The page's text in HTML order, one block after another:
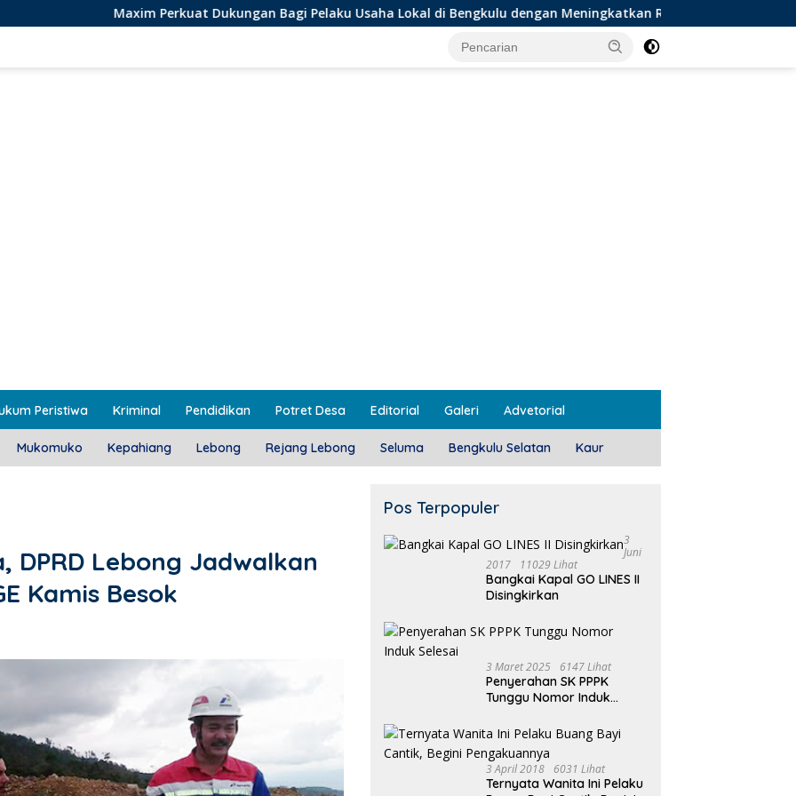
Maxim Perkuat Dukungan Bagi Pelaku Usaha Lokal di Bengkulu dengan Meningkatkan Ruang Publik dan Kebersihan Pasar
Peristiwa Kriminal Pendidikan Potret Desa Editorial Galeri Advetorial
Mukomuko Kepahiang Lebong Rejang Lebong Seluma Bengkulu Selatan Kaur
DPRD Lebong Jadwalkan
Kamis Besok
Pos Terpopuler
3
Juni
2017
11029 Lihat
Bangkai Kapal GO LINES II
Disingkirkan
3 Maret 2025 6147 Lihat
Penyerahan SK PPPK
Tunggu Nomor Induk
3 April 2018 6031 Lihat
Ternyata Wanita Ini Pelaku